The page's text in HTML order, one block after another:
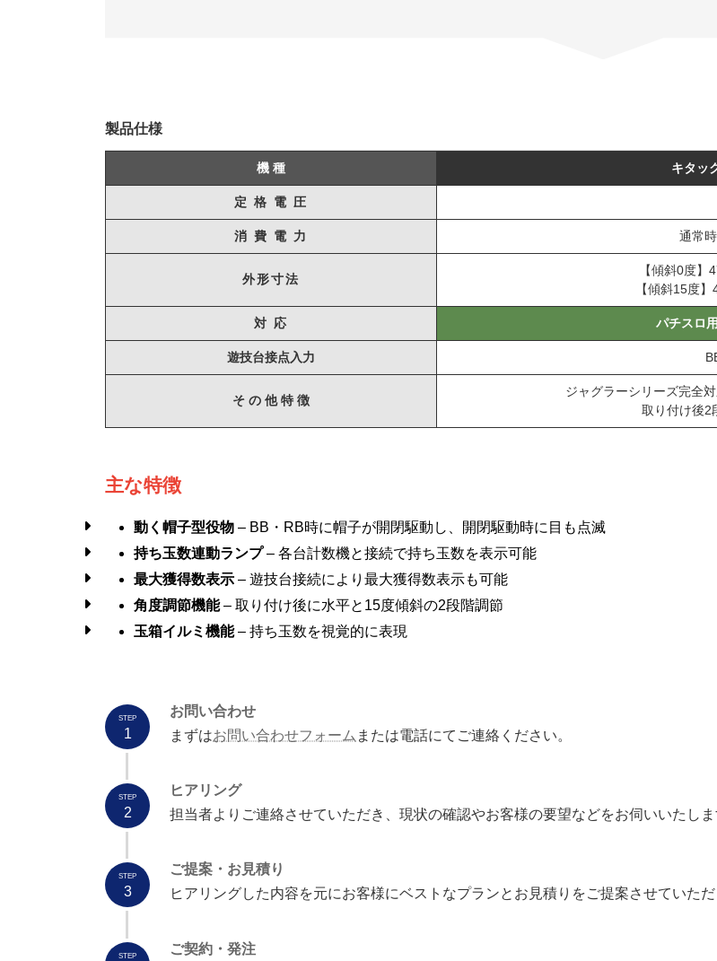
製品仕様
機 種 キタッ
定 格 電 圧
消 費 電 力 通常
外形寸法
【傾斜0度
【傾斜15度
対 応 パチスロ
遊技台接点入力
そ の 他 特 徴
ジャグラーシリーズ完全
取り付け後2
主な特徴
動く帽子型役物 – BB・RB時に帽子が開閉駆動し、開閉駆動時に目も点滅
持ち玉数連動ランプ– 各台計数機と接続で持ち玉数を表示可能
最大獲得数表示 – 遊技台接続により最大獲得数表示も可能
角度調節機能– 取り付け後に水平と15度傾斜の2段階調節
玉箱イルミ機能– 持ち玉数を視覚的に表現
お問い合わせ
まずはお問い合わせフォーム または電話にてご連絡ください。
STEP
1
ヒアリング
担当者よりご連絡させていただき、現状の確認やお客様の要望などをお伺いいたしま
STEP
2
ご提案・お見積り
ヒアリングした内容を元にお客様にベストなプランとお見積りをご提案させていただ
STEP
3
ご契約・発注
STEP